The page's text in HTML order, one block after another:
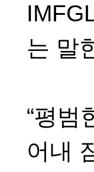
는 말
“평범
어내